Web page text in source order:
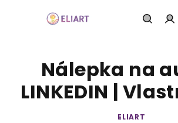
Nálepka na
LINKEDIN |
ELIART